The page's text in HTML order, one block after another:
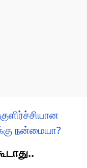
நன்மையா?